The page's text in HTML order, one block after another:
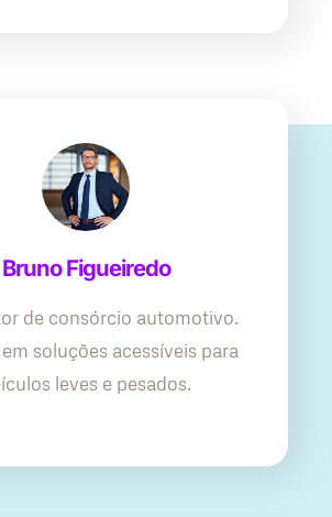
Bruno Figueiredo
de consórcio automotivo.
soluções acessíveis para
leves e pesados.